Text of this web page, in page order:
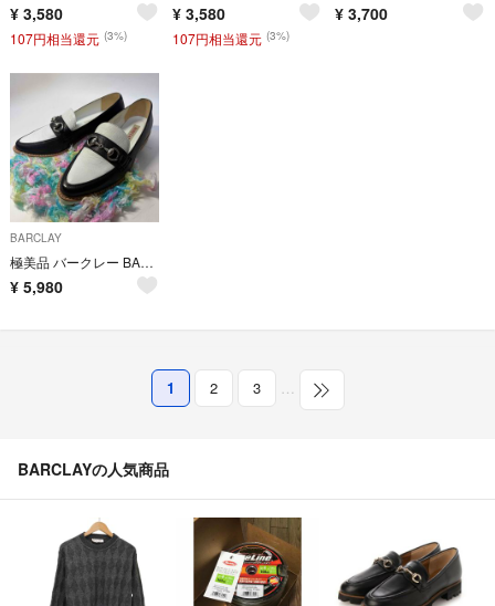
¥ 3,580
107円相当還元 (3%)
¥ 3,580
107円相当還元 (3%)
¥ 3,700
BARCLAY
極美品 バークレー BARCLAY ビットローファー バイカラーポインテッドトゥ
¥ 5,980
1 2 3 …
BARCLAYの人気商品